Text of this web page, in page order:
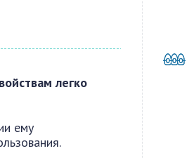
легко
ему